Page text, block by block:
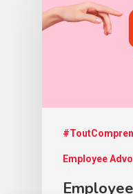
Employee